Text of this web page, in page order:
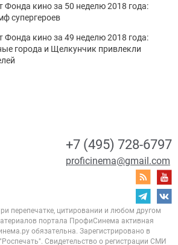
Фонда кино за 50 неделю 2018 года:
супергероев
Фонда кино за 49 неделю 2018 года:
города и Щелкунчик привлекли
+7 (495) 728-6797
proficinema@gmail.com
перепечатке, цитировании и любом другом
портала ПрофиСинема активная
обязательна. Зарегистрировано в
Свидетельство о регистрации СМИ